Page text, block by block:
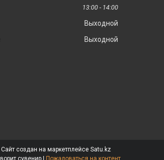
13:00 14:00
Выходной
Выходной
Сайт создан на маркетплейсе Satu.kz